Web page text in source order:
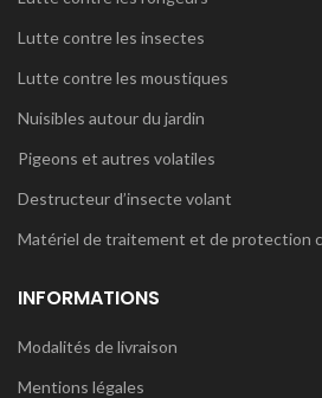
Lutte contre les insectes
Lutte contre les moustiques
Nuisibles autour du jardin
Pigeons et autres volatiles
Destructeur d’insecte volant
Matériel de traitement et de protection
INFORMATIONS
Modalités de livraison
Mentions légales